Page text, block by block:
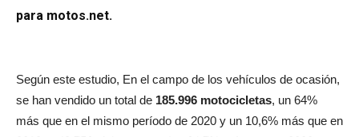
para motos.net.
Según este estudio, En el campo de los vehículos de ocasión,
se han vendido un total de 185.996 motocicletas, un 64%
más que en el mismo período de 2020 y un 10,6% más que en